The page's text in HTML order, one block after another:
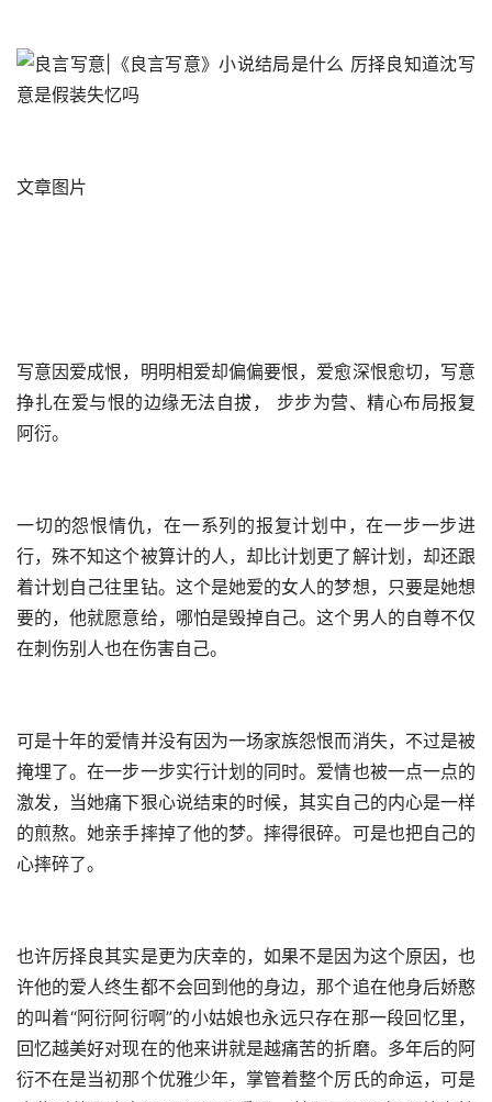
文章图片
写意因爱成恨，明明相爱却偏偏要恨，爱愈深恨愈切，写意
挣扎在爱与恨的边缘无法自拔， 步步为营、精心布局报复
阿衍。
一切的怨恨情仇，在一系列的报复计划中，在一步一步进
行，殊不知这个被算计的人，却比计划更了解计划，却还跟
着计划自己往里钻。这个是她爱的女人的梦想，只要是她想
要的，他就愿意给，哪怕是毁掉自己。这个男人的自尊不仅
在刺伤别人也在伤害自己。
可是十年的爱情并没有因为一场家族怨恨而消失，不过是被
掩埋了。在一步一步实行计划的同时。爱情也被一点一点的
激发，当她痛下狠心说结束的时候，其实自己的内心是一样
的煎熬。她亲手摔掉了他的梦。摔得很碎。可是也把自己的
心摔碎了。
也许厉择良其实是更为庆幸的，如果不是因为这个原因，也
许他的爱人终生都不会回到他的身边，那个追在他身后娇憨
的叫着“阿衍阿衍啊”的小姑娘也永远只存在那一段回忆里，
回忆越美好对现在的他来讲就是越痛苦的折磨。多年后的阿
衍不在是当初那个优雅少年，掌管着整个厉氏的命运，可是